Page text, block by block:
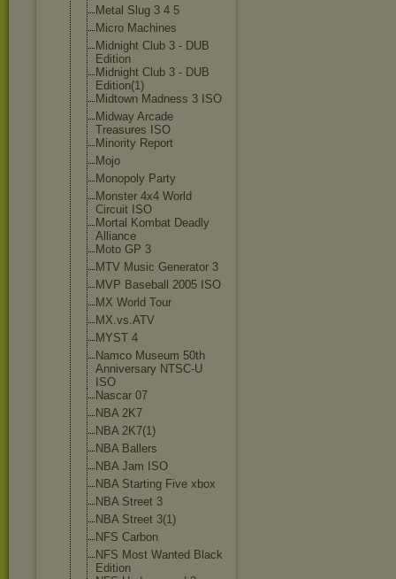
Metal Slug 3 4 5
Micro Machines
Midnight Club 3 - DUB
Edition
Midnight Club 3 - DUB
Edition(1)
Midtown Madness 3 ISO
Midway Arcade
Treasures ISO
Minority Report
Mojo
Monopoly Party
Monster 4x4 World
Circuit ISO
Mortal Kombat Deadly
Alliance
Moto GP 3
MTV Music Generator 3
MVP Baseball 2005 ISO
MX World Tour
MX.vs.ATV
MYST 4
Namco Museum 50th
Anniversary NTSC-U
ISO
Nascar 07
NBA 2K7
NBA 2K7(1)
NBA Ballers
NBA Jam ISO
NBA Starting Five xbox
NBA Street 3
NBA Street 3(1)
NFS Carbon
NFS Most Wanted Black
Edition